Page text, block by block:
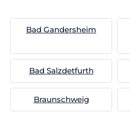
Bad Gandersheim
Bad Salzdetfurth
Braunschweig